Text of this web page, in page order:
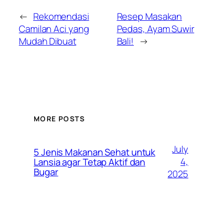
← Rekomendasi
Camilan Aci yang
Mudah Dibuat
Resep Masakan
Pedas, Ayam Suwir
Bali! →
MORE POSTS
5 Jenis Makanan Sehat untuk
Lansia agar Tetap Aktif dan
Bugar
July
4,
2025